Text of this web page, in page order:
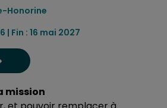
Honorine
| Fin : 16 mai 2027
mission